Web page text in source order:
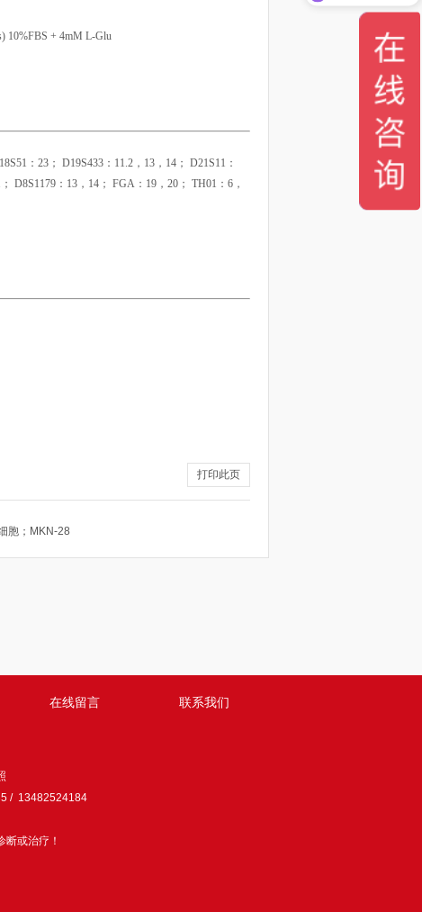
10%FBS + 4mM L-Glu
：23； D19S433：11.2，13，14； D21S11：
D8S1179：13，14； FGA：19，20； TH01：6，
打印此页
胞；MKN-28
在线留言 联系我们
/ 13482524184
或治疗！